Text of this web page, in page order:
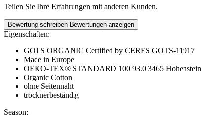
Teilen Sie Ihre Erfahrungen mit anderen Kunden.
Bewertung schreiben Bewertungen anzeigen
Eigenschaften:
GOTS ORGANIC Certified by CERES GOTS-11917
Made in Europe
OEKO-TEX® STANDARD 100 93.0.3465 Hohenstein
Organic Cotton
ohne Seitennaht
trocknerbeständig
Season: